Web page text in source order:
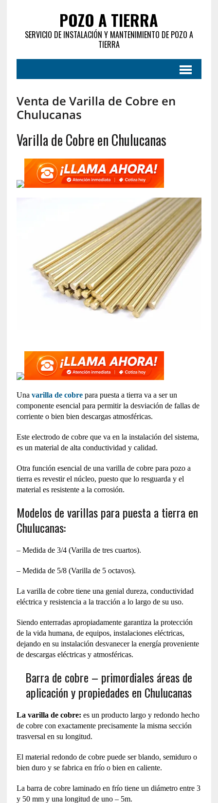
POZO A TIERRA
SERVICIO DE INSTALACIÓN Y MANTENIMIENTO DE POZO A
TIERRA
Venta de Varilla de Cobre en
Chulucanas
Varilla de Cobre en Chulucanas
Una varilla de cobrepara puesta a tierra va a ser un
componente esencial para permitir la desviación de fallas de
corriente o bien bien descargas atmosféricas.
Este electrodo de cobre que va en la instalación del sistema,
es un material de alta conductividad y calidad.
Otra función esencial de una varilla de cobre para pozo a
tierra es revestir el núcleo, puesto que lo resguarda y el
material es resistente a la corrosión.
Modelos de varillas para puesta a tierra en
Chulucanas:
– Medida de 3/4 (Varilla de tres cuartos).
– Medida de 5/8 (Varilla de 5 octavos).
La varilla de cobre tiene una genial dureza, conductividad
eléctrica y resistencia a la tracción a lo largo de su uso.
Siendo enterradas apropiadamente garantiza la protección
de la vida humana, de equipos, instalaciones eléctricas,
dejando en su instalación desvanecer la energía proveniente
de descargas eléctricas y atmosféricas.
Barra de cobre – primordiales áreas de
aplicación y propiedades en Chulucanas
La varilla de cobre: es un producto largo y redondo hecho
de cobre con exactamente precisamente la misma sección
trasversal en su longitud.
El material redondo de cobre puede ser blando, semiduro o
bien duro y se fabrica en frío o bien en caliente.
La barra de cobre laminado en frío tiene un diámetro entre 3
y 50 mm y una longitud de uno – 5m.